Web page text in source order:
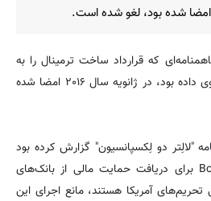
امضا شده بود، لغو شده است.
که قرارداد ساخت ترمینال را به
این گروه ساخت و ساز فرانسوی داده بود، در ژانویه سال ۲۰۱۶ امضا شده
"لالِتر دو لِکسپانسیون" گزارش کرده بود
که مشکلات شرکت Bouygues برای دریافت حمایت مالی از بانک‌های
آمریکا هستند، مانع اجرای این